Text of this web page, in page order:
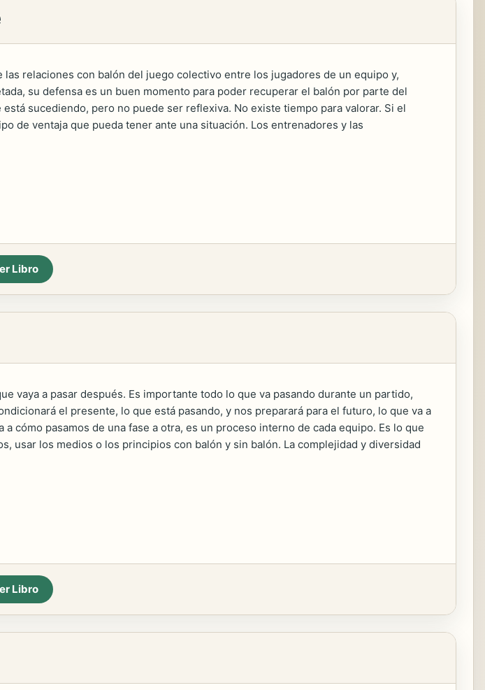
relaciones con balón del juego colectivo entre los jugadores de un equipo y,
su defensa es un buen momento para poder recuperar el balón por parte del
sucediendo, pero no puede ser reflexiva. No existe tiempo para valorar. Si el
de ventaja que pueda tener ante una situación. Los entrenadores y las
Libro
vaya a pasar después. Es importante todo lo que va pasando durante un partido,
el presente, lo que está pasando, y nos preparará para el futuro, lo que va a
cómo pasamos de una fase a otra, es un proceso interno de cada equipo. Es lo que
usar los medios o los principios con balón y sin balón. La complejidad y diversidad
Libro